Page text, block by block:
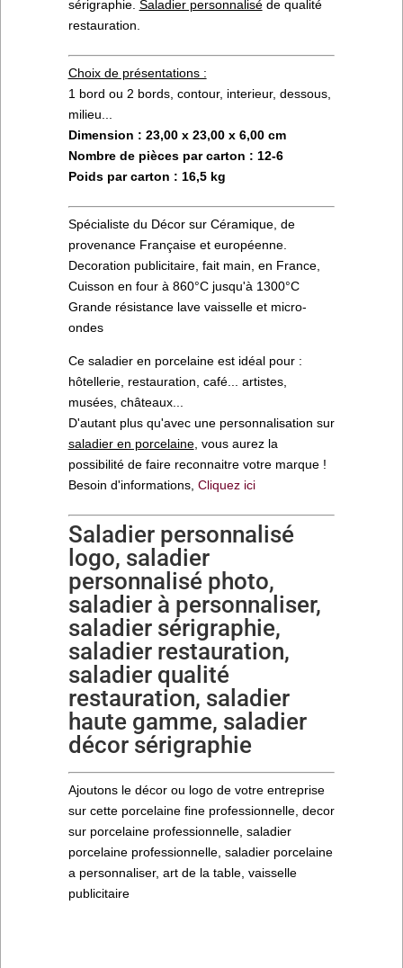
sérigraphie. Saladier personnaliséde qualité
restauration.
Choix de présentations :
1 bord ou 2 bords, contour, interieur, dessous,
milieu...
Dimension : 23,00 x 23,00 x 6,00 cm
Nombre de pièces par carton : 12-6
Poids par carton : 16,5 kg
Spécialiste du Décor sur Céramique, de
provenance Française et européenne.
Decoration publicitaire, fait main, en France,
Cuisson en four à 860°C jusqu'à 1300°C
Grande résistance lave vaisselle et micro-
ondes
Ce saladier en porcelaine est idéal pour :
hôtellerie, restauration, café... artistes,
musées, châteaux...
D'autant plus qu'avec une personnalisation sur
saladier en porcelaine, vous aurez la
possibilité de faire reconnaitre votre marque !
Besoin d'informations, Cliquez ici
Saladier personnalisé
logo, saladier
personnalisé photo,
saladier à personnaliser,
saladier sérigraphie,
saladier restauration,
saladier qualité
restauration, saladier
haute gamme, saladier
décor sérigraphie
Ajoutons le décor ou logo de votre entreprise
sur cette porcelaine fine professionnelle, decor
sur porcelaine professionnelle, saladier
porcelaine professionnelle, saladier porcelaine
a personnaliser, art de la table, vaisselle
publicitaire